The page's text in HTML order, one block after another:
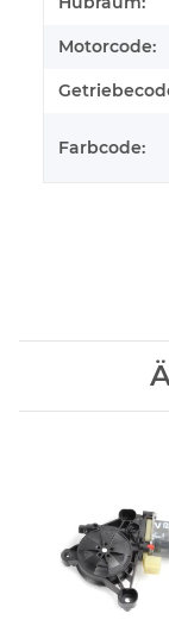
Motorcode:
Farbcode: